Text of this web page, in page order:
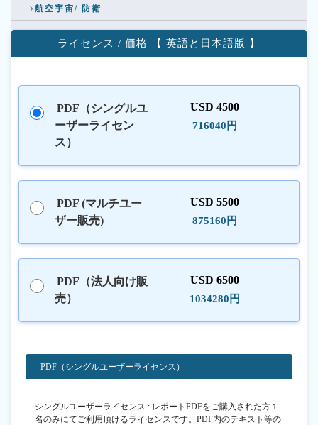
航空宇宙/ 防衛
ライセンス / 価格 【 英語と日本語版 】
PDF（シングルユ
ーザーライセン
ス）
USD 4500
716040円
PDF (マルチユー
ザー販売)
USD 5500
875160円
PDF（法人向け販
売）
USD 6500
1034280円
PDF（シングルユーザーライセンス）
シングルユーザーライセンス : レポートPDFをご購入された方１
名のみにてご利用頂けるライセンスです。PDF内のテキスト等の